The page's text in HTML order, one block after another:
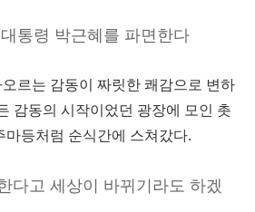
통령 박근혜를 파면한다
르는 감동이 짜릿한 쾌감으로 변하
감동의 시작이었던 광장에 모인 촛
마등처럼 순식간에 스쳐갔다.
다고 세상이 바뀌기라도 하겠